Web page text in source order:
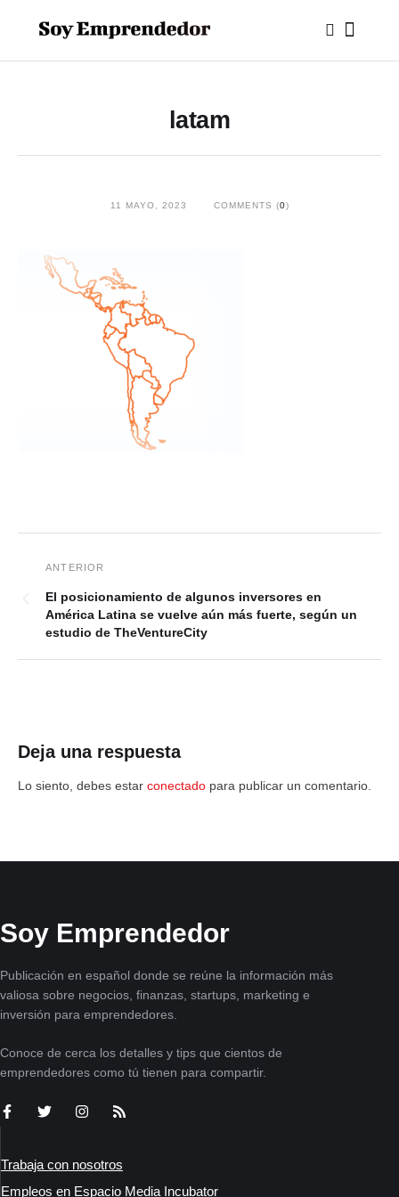
latam
11 MAYO, 2023 COMMENTS (0)
El posicionamiento de algunos inversores en
América Latina se vuelve aún más fuerte, según un
estudio de TheVentureCity
Deja una respuesta
Lo siento, debes estar conectado para publicar un comentario.
Soy Emprendedor
Publicación en español donde se reúne la información más
valiosa sobre negocios, finanzas, startups, marketing e
inversión para emprendedores.
Conoce de cerca los detalles y tips que cientos de
emprendedores como tú tienen para compartir.
Trabaja con nosotros
Empleos en Espacio Media Incubator